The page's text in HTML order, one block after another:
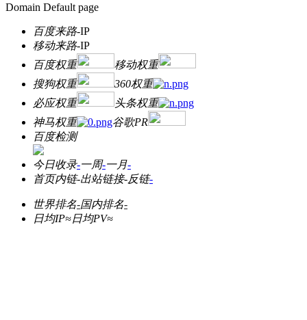
Domain Default page
百度来路-IP
移动来路-IP
百度权重
移动权重
搜狗权重
360权重
必应权重
头条权重
神马权重
谷歌PR
百度检测
今日收录-一周-一月-
首页内链-出站链接-反链-
世界排名-国内排名-
日均IP≈日均PV≈